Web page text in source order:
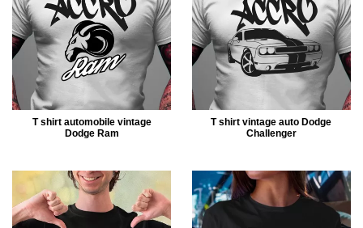
T shirt automobile vintage
Dodge Ram
T shirt vintage auto Dodge
Challenger